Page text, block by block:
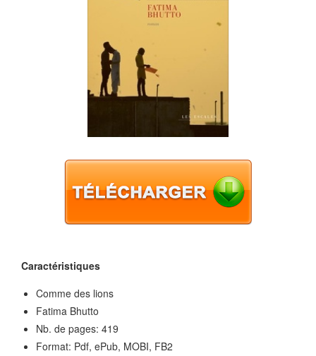
Caractéristiques
Comme des lions
Fatima Bhutto
Nb. de pages: 419
Format: Pdf, ePub, MOBI, FB2